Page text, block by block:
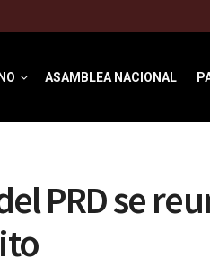
ASAMBLEA NACIONAL
PRD se